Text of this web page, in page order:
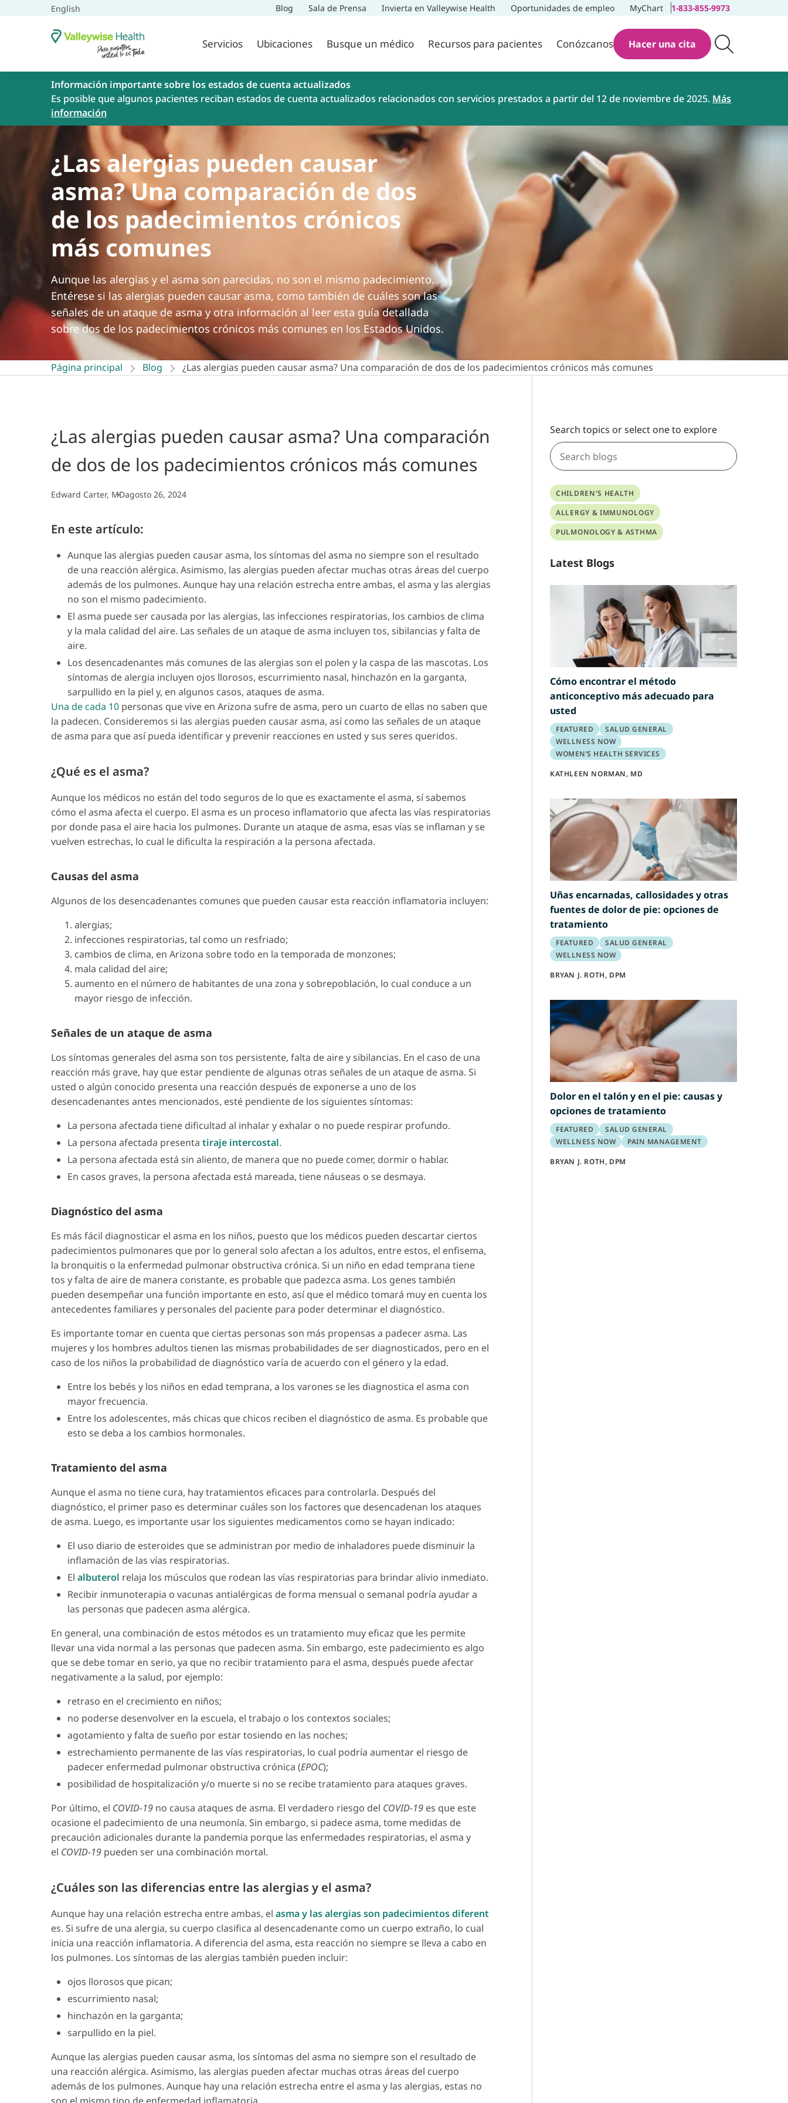
English Blog Sala de Prensa Invierta en Valleywise Health Oportunidades de empleo MyChart 1-833-855-9973
Servicios Ubicaciones Busque un médico Recursos para pacientes Conózcanos Hacer una cita
Información importante sobre los estados de cuenta actualizados
Es posible que algunos pacientes reciban estados de cuenta actualizados relacionados con servicios prestados a partir del 12 de noviembre de 2025. Más
información
¿Las alergias pueden causar
asma? Una comparación de dos
de los padecimientos crónicos
más comunes
Aunque las alergias y el asma son parecidas, no son el mismo padecimiento.
Entérese si las alergias pueden causar asma, como también de cuáles son las
señales de un ataque de asma y otra información al leer esta guía detallada
sobre dos de los padecimientos crónicos más comunes en los Estados Unidos.
Página principal Blog ¿Las alergias pueden causar asma? Una comparación de dos de los padecimientos crónicos más comunes
¿Las alergias pueden causar asma? Una comparación
de dos de los padecimientos crónicos más comunes
Edward Carter, MDagosto 26, 2024
En este artículo:
Aunque las alergias pueden causar asma, los síntomas del asma no siempre son el resultado
de una reacción alérgica. Asimismo, las alergias pueden afectar muchas otras áreas del cuerpo
además de los pulmones. Aunque hay una relación estrecha entre ambas, el asma y las alergias
no son el mismo padecimiento.
El asma puede ser causada por las alergias, las infecciones respiratorias, los cambios de clima
y la mala calidad del aire. Las señales de un ataque de asma incluyen tos, sibilancias y falta de
aire.
Los desencadenantes más comunes de las alergias son el polen y la caspa de las mascotas. Los
síntomas de alergia incluyen ojos llorosos, escurrimiento nasal, hinchazón en la garganta,
sarpullido en la piel y, en algunos casos, ataques de asma.
Una de cada 10 personas que vive en Arizona sufre de asma, pero un cuarto de ellas no saben que
la padecen. Consideremos si las alergias pueden causar asma, así como las señales de un ataque
de asma para que así pueda identificar y prevenir reacciones en usted y sus seres queridos.
¿Qué es el asma?
Aunque los médicos no están del todo seguros de lo que es exactamente el asma, sí sabemos
cómo el asma afecta el cuerpo. El asma es un proceso inflamatorio que afecta las vías respiratorias
por donde pasa el aire hacia los pulmones. Durante un ataque de asma, esas vías se inflaman y se
vuelven estrechas, lo cual le dificulta la respiración a la persona afectada.
Causas del asma
Algunos de los desencadenantes comunes que pueden causar esta reacción inflamatoria incluyen:
alergias;
infecciones respiratorias, tal como un resfriado;
cambios de clima, en Arizona sobre todo en la temporada de monzones;
mala calidad del aire;
aumento en el número de habitantes de una zona y sobrepoblación, lo cual conduce a un
mayor riesgo de infección.
Señales de un ataque de asma
Los síntomas generales del asma son tos persistente, falta de aire y sibilancias. En el caso de una
reacción más grave, hay que estar pendiente de algunas otras señales de un ataque de asma. Si
usted o algún conocido presenta una reacción después de exponerse a uno de los
desencadenantes antes mencionados, esté pendiente de los siguientes síntomas:
La persona afectada tiene dificultad al inhalar y exhalar o no puede respirar profundo.
La persona afectada presenta tiraje intercostal.
La persona afectada está sin aliento, de manera que no puede comer, dormir o hablar.
En casos graves, la persona afectada está mareada, tiene náuseas o se desmaya.
Diagnóstico del asma
Es más fácil diagnosticar el asma en los niños, puesto que los médicos pueden descartar ciertos
padecimientos pulmonares que por lo general solo afectan a los adultos, entre estos, el enfisema,
la bronquitis o la enfermedad pulmonar obstructiva crónica. Si un niño en edad temprana tiene
tos y falta de aire de manera constante, es probable que padezca asma. Los genes también
pueden desempeñar una función importante en esto, así que el médico tomará muy en cuenta los
antecedentes familiares y personales del paciente para poder determinar el diagnóstico.
Es importante tomar en cuenta que ciertas personas son más propensas a padecer asma. Las
mujeres y los hombres adultos tienen las mismas probabilidades de ser diagnosticados, pero en el
caso de los niños la probabilidad de diagnóstico varía de acuerdo con el género y la edad.
Entre los bebés y los niños en edad temprana, a los varones se les diagnostica el asma con
mayor frecuencia.
Entre los adolescentes, más chicas que chicos reciben el diagnóstico de asma. Es probable que
esto se deba a los cambios hormonales.
Tratamiento del asma
Aunque el asma no tiene cura, hay tratamientos eficaces para controlarla. Después del
diagnóstico, el primer paso es determinar cuáles son los factores que desencadenan los ataques
de asma. Luego, es importante usar los siguientes medicamentos como se hayan indicado:
El uso diario de esteroides que se administran por medio de inhaladores puede disminuir la
inflamación de las vías respiratorias.
El albuterol relaja los músculos que rodean las vías respiratorias para brindar alivio inmediato.
Recibir inmunoterapia o vacunas antialérgicas de forma mensual o semanal podría ayudar a
las personas que padecen asma alérgica.
En general, una combinación de estos métodos es un tratamiento muy eficaz que les permite
llevar una vida normal a las personas que padecen asma. Sin embargo, este padecimiento es algo
que se debe tomar en serio, ya que no recibir tratamiento para el asma, después puede afectar
negativamente a la salud, por ejemplo:
retraso en el crecimiento en niños;
no poderse desenvolver en la escuela, el trabajo o los contextos sociales;
agotamiento y falta de sueño por estar tosiendo en las noches;
estrechamiento permanente de las vías respiratorias, lo cual podría aumentar el riesgo de
padecer enfermedad pulmonar obstructiva crónica (EPOC);
posibilidad de hospitalización y/o muerte si no se recibe tratamiento para ataques graves.
Por último, el COVID-19 no causa ataques de asma. El verdadero riesgo del COVID-19 es que este
ocasione el padecimiento de una neumonía. Sin embargo, si padece asma, tome medidas de
precaución adicionales durante la pandemia porque las enfermedades respiratorias, el asma y
el COVID-19 pueden ser una combinación mortal.
¿Cuáles son las diferencias entre las alergias y el asma?
Aunque hay una relación estrecha entre ambas, el asma y las alergias son padecimientos diferent
es. Si sufre de una alergia, su cuerpo clasifica al desencadenante como un cuerpo extraño, lo cual
inicia una reacción inflamatoria. A diferencia del asma, esta reacción no siempre se lleva a cabo en
los pulmones. Los síntomas de las alergias también pueden incluir:
ojos llorosos que pican;
escurrimiento nasal;
hinchazón en la garganta;
sarpullido en la piel.
Aunque las alergias pueden causar asma, los síntomas del asma no siempre son el resultado de
una reacción alérgica. Asimismo, las alergias pueden afectar muchas otras áreas del cuerpo
además de los pulmones. Aunque hay una relación estrecha entre el asma y las alergias, estas no
Search topics or select one to explore
CHILDREN'S HEALTH
ALLERGY & IMMUNOLOGY
PULMONOLOGY & ASTHMA
Latest Blogs
Cómo encontrar el método
anticonceptivo más adecuado para
usted
FEATURED
SALUD GENERAL
WELLNESS NOW
WOMEN’S HEALTH SERVICES
KATHLEEN NORMAN, MD
Uñas encarnadas, callosidades y otras
fuentes de dolor de pie: opciones de
tratamiento
FEATURED
SALUD GENERAL
WELLNESS NOW
BRYAN J. ROTH, DPM
Dolor en el talón y en el pie: causas y
opciones de tratamiento
FEATURED
SALUD GENERAL
WELLNESS NOW
PAIN MANAGEMENT
BRYAN J. ROTH, DPM